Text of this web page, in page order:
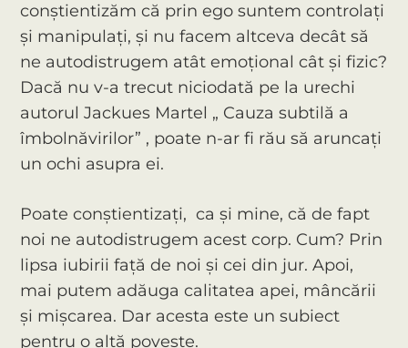
conștientizăm că prin ego suntem controlați
și manipulați, și nu facem altceva decât să
ne autodistrugem atât emoțional cât și fizic?
Dacă nu v-a trecut niciodată pe la urechi
autorul Jackues Martel „ Cauza subtilă a
îmbolnăvirilor” , poate n-ar fi rău să aruncați
un ochi asupra ei.
Poate conștientizați, ca și mine, că de fapt
noi ne autodistrugem acest corp. Cum? Prin
lipsa iubirii față de noi și cei din jur. Apoi,
mai putem adăuga calitatea apei, mâncării
și mișcarea. Dar acesta este un subiect
pentru o altă poveste.